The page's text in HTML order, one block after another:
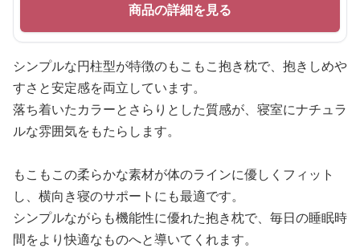
商品の詳細を見る
シンプルな円柱型が特徴のもこもこ抱き枕で、抱きしめや
すさと安定感を両立しています。
落ち着いたカラーとさらりとした質感が、寝室にナチュラ
ルな雰囲気をもたらします。
もこもこの柔らかな素材が体のラインに優しくフィット
し、横向き寝のサポートにも最適です。
シンプルながらも機能性に優れた抱き枕で、毎日の睡眠時
間をより快適なものへと導いてくれます。